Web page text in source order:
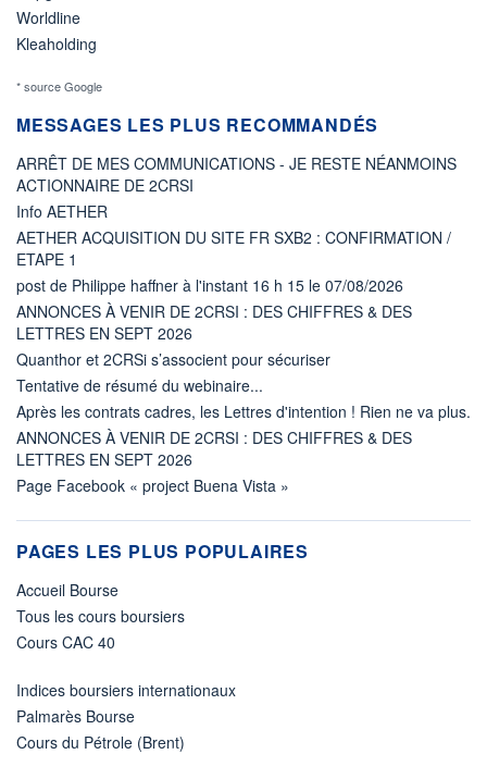
Worldline
Kleaholding
* source Google
MESSAGES LES PLUS RECOMMANDÉS
ARRÊT DE MES COMMUNICATIONS - JE RESTE NÉANMOINS
ACTIONNAIRE DE 2CRSI
Info AETHER
AETHER ACQUISITION DU SITE FR SXB2 : CONFIRMATION /
ETAPE 1
post de Philippe haffner à l'instant 16 h 15 le 07/08/2026
ANNONCES À VENIR DE 2CRSI : DES CHIFFRES & DES
LETTRES EN SEPT 2026
Quanthor et 2CRSi s’associent pour sécuriser
Tentative de résumé du webinaire...
Après les contrats cadres, les Lettres d'intention ! Rien ne va plus.
ANNONCES À VENIR DE 2CRSI : DES CHIFFRES & DES
LETTRES EN SEPT 2026
Page Facebook « project Buena Vista »
PAGES LES PLUS POPULAIRES
Accueil Bourse
Tous les cours boursiers
Cours CAC 40
Indices boursiers internationaux
Palmarès Bourse
Cours du Pétrole (Brent)